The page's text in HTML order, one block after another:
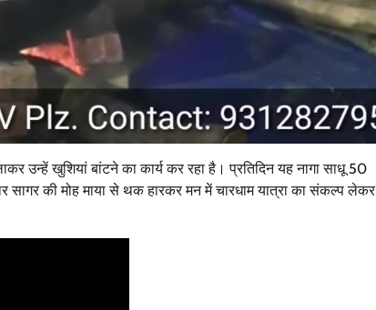
उन्हें खुशियां बांटने का कार्य कर रहा है। प्रतिदिन यह नागा साधू 50
सागर की मोह माया से थक हारकर मन में चारधाम यात्रा का संकल्प लेकर